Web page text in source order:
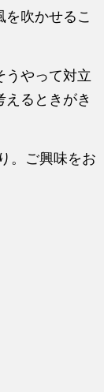
吹かせるこ
うやって対立
るときがき
。ご興味をお